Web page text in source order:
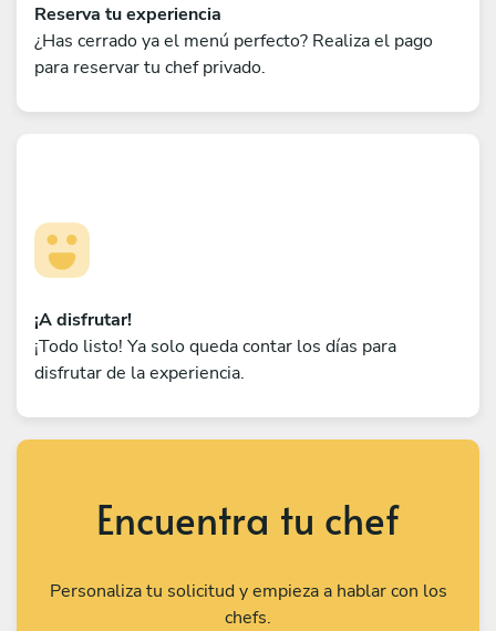
Reserva tu experiencia
¿Has cerrado ya el menú perfecto? Realiza el pago
para reservar tu chef privado.
¡A disfrutar!
¡Todo listo! Ya solo queda contar los días para
disfrutar de la experiencia.
Encuentra tu chef
Personaliza tu solicitud y empieza a hablar con los
chefs.